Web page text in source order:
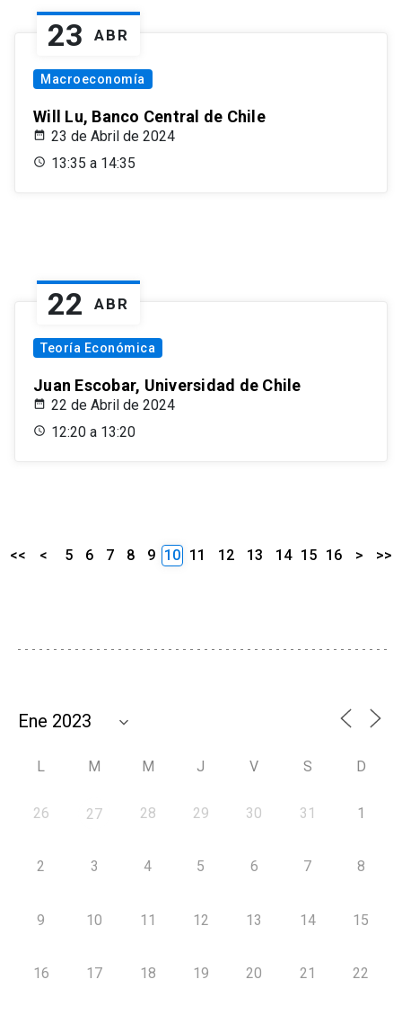
23 ABR
Macroeconomía
Will Lu, Banco Central de Chile
23 de Abril de 2024
13:35 a 14:35
22 ABR
Teoría Económica
Juan Escobar, Universidad de Chile
22 de Abril de 2024
12:20 a 13:20
<< < 5 6 7 8 9 10 11 12 13 14 15 16 > >>
L M M J V S D
26 27 28 29 30 31 1
2 3 4 5 6 7 8
9 10 11 12 13 14 15
16 17 18 19 20 21 22